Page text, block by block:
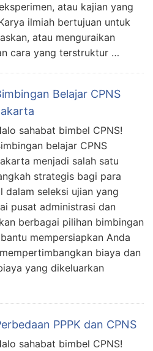
atau kajian yang
ilmiah bertujuan untuk
atau menguraikan
cara yang terstruktur …
Belajar CPNS
sahabat bimbel CPNS!
belajar CPNS
menjadi salah satu
strategis bagi para
dalam seleksi ujian yang
pusat administrasi dan
berbagai pilihan bimbingan
mempersiapkan Anda
biaya dan
yang dikeluarkan
PPPK dan CPNS
sahabat bimbel CPNS!